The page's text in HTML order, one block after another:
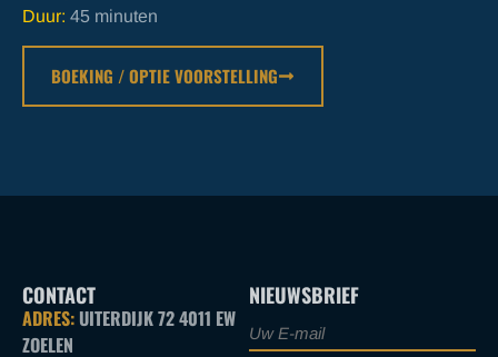
Duur: 45 minuten
BOEKING / OPTIE VOORSTELLING
CONTACT
ADRES: UITERDIJK 72 4011 EW
ZOELEN
NIEUWSBRIEF